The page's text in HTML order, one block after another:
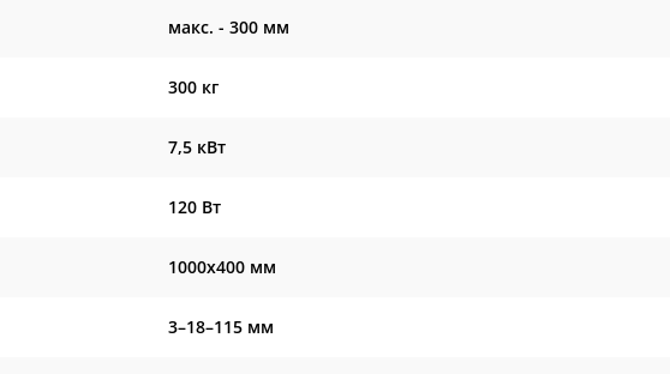
макс. - 300 мм
300 кг
7,5 кВт
120 Вт
1000х400 мм
3–18–115 мм